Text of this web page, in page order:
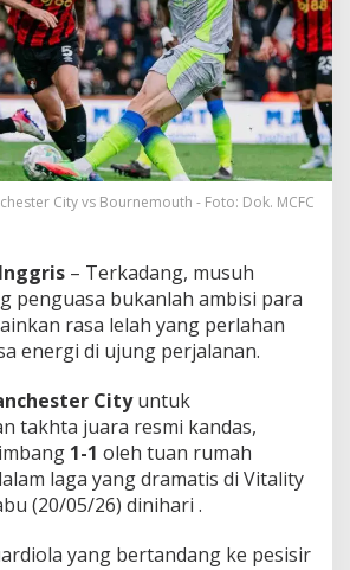
l
R
s
m
i
R
a
h
o
f
i
r
m
i
e
L
e
g
City vs Bournemouth - Foto: Dok. MCFC
– Terkadang, musuh
penguasa bukanlah ambisi para
rasa lelah yang perlahan
energi di ujung perjalanan.
Cityuntuk
takhta juara resmi kandas,
1-1 oleh tuan rumah
laga yang dramatis di Vitality
(20/05/26) dinihari .
yang bertandang ke pesisir